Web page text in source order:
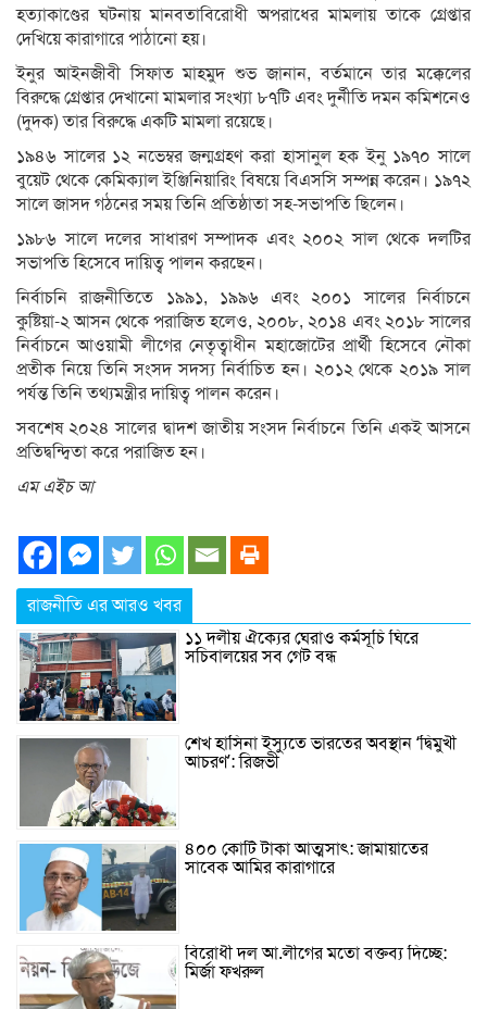
হত্যাকাণ্ডের ঘটনায় মানবতাবিরোধী অপরাধের মামলায় তাকে গ্রেপ্তার
দেখিয়ে কারাগারে পাঠানো হয়।
ইনুর আইনজীবী সিফাত মাহমুদ শুভ জানান, বর্তমানে তার মক্কেলের
বিরুদ্ধে গ্রেপ্তার দেখানো মামলার সংখ্যা ৮৭টি এবং দুর্নীতি দমন কমিশনেও
(দুদক) তার বিরুদ্ধে একটি মামলা রয়েছে।
১৯৪৬ সালের ১২ নভেম্বর জন্মগ্রহণ করা হাসানুল হক ইনু ১৯৭০ সালে
বুয়েট থেকে কেমিক্যাল ইঞ্জিনিয়ারিং বিষয়ে বিএসসি সম্পন্ন করেন। ১৯৭২
সালে জাসদ গঠনের সময় তিনি প্রতিষ্ঠাতা সহ-সভাপতি ছিলেন।
১৯৮৬ সালে দলের সাধারণ সম্পাদক এবং ২০০২ সাল থেকে দলটির
সভাপতি হিসেবে দায়িত্ব পালন করছেন।
নির্বাচনি রাজনীতিতে ১৯৯১, ১৯৯৬ এবং ২০০১ সালের নির্বাচনে
কুষ্টিয়া-২ আসন থেকে পরাজিত হলেও, ২০০৮, ২০১৪ এবং ২০১৮ সালের
নির্বাচনে আওয়ামী লীগের নেতৃত্বাধীন মহাজোটের প্রার্থী হিসেবে নৌকা
প্রতীক নিয়ে তিনি সংসদ সদস্য নির্বাচিত হন। ২০১২ থেকে ২০১৯ সাল
পর্যন্ত তিনি তথ্যমন্ত্রীর দায়িত্ব পালন করেন।
সবশেষ ২০২৪ সালের দ্বাদশ জাতীয় সংসদ নির্বাচনে তিনি একই আসনে
প্রতিদ্বন্দ্বিতা করে পরাজিত হন।
এম এইচ আ
রাজনীতি এর আরও খবর
১১ দলীয় ঐক্যের ঘেরাও কর্মসূচি ঘিরে
সচিবালয়ের সব গেট বন্ধ
শেখ হাসিনা ইস্যুতে ভারতের অবস্থান ‘দ্বিমুখী
আচরণ’: রিজভী
৪০০ কোটি টাকা আত্মসাৎ: জামায়াতের
সাবেক আমির কারাগারে
বিরোধী দল আ.লীগের মতো বক্তব্য দিচ্ছে:
মির্জা ফখরুল